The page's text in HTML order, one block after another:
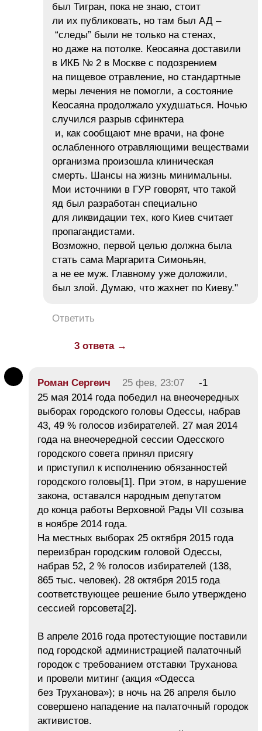
был Тигран, пока не знаю, стоит
ли их публиковать, но там был АД –
“следы” были не только на стенах,
но даже на потолке. Кеосаяна доставили
в ИКБ № 2 в Москве с подозрением
на пищевое отравление, но стандартные
меры лечения не помогли, а состояние
Кеосаяна продолжало ухудшаться. Ночью
случился разрыв сфинктера
и, как сообщают мне врачи, на фоне
ослабленного отравляющими веществами
организма произошла клиническая
смерть. Шансы на жизнь минимальны.
Мои источники в ГУР говорят, что такой
яд был разработан специально
для ликвидации тех, кого Киев считает
пропагандистами.
Возможно, первой целью должна была
стать сама Маргарита Симоньян,
а не ее муж. Главному уже доложили,
был злой. Думаю, что жахнет по Киеву."
Ответить
3 ответа →
Роман Сергеич 25 фев, 23:07
-1
25 мая 2014 года победил на внеочередных
выборах городского головы Одессы, набрав
43, 49 % голосов избирателей. 27 мая 2014
года на внеочередной сессии Одесского
городского совета принял присягу
и приступил к исполнению обязанностей
городского головы[1]. При этом, в нарушение
закона, оставался народным депутатом
до конца работы Верховной Рады VII созыва
в ноябре 2014 года.
На местных выборах 25 октября 2015 года
переизбран городским головой Одессы,
набрав 52, 2 % голосов избирателей (138,
865 тыс. человек). 28 октября 2015 года
соответствующее решение было утверждено
сессией горсовета[2].
В апреле 2016 года протестующие поставили
под городской администрацией палаточный
городок с требованием отставки Труханова
и провели митинг (акция «Одесса
без Труханова»); в ночь на 26 апреля было
совершено нападение на палаточный городок
активистов.